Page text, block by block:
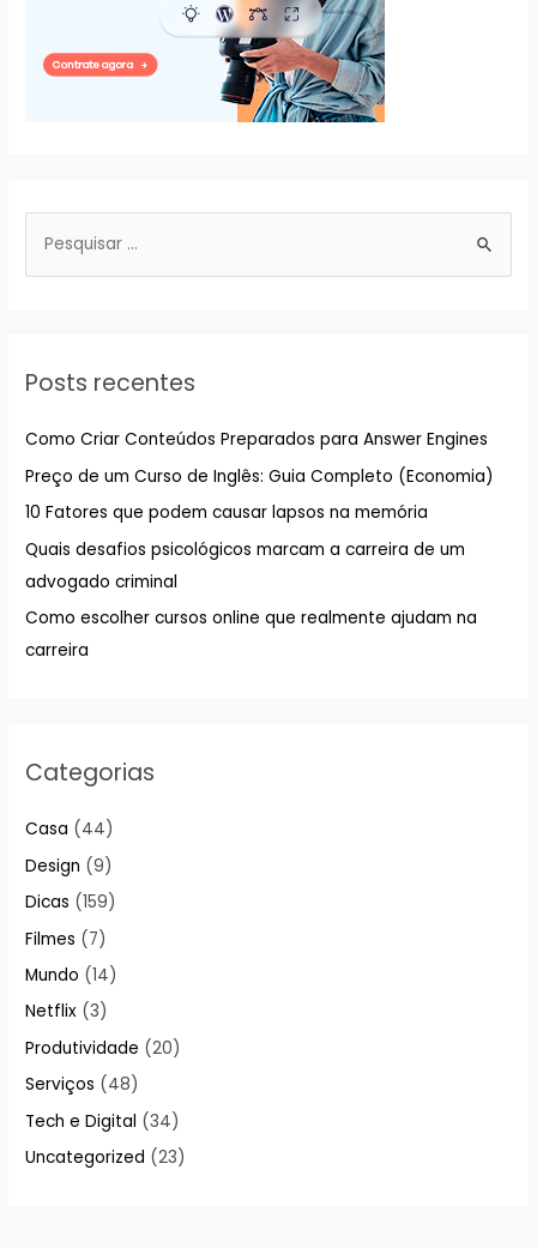
i
r
p
o
r
:
Posts recentes
Como Criar Conteúdos Preparados para Answer Engines
Preço de um Curso de Inglês: Guia Completo (Economia)
10 Fatores que podem causar lapsos na memória
Quais desafios psicológicos marcam a carreira de um
advogado criminal
Como escolher cursos online que realmente ajudam na
carreira
Categorias
Casa (44)
Design (9)
Dicas (159)
Filmes (7)
Mundo (14)
Netflix (3)
Produtividade (20)
Serviços (48)
Tech e Digital (34)
Uncategorized (23)